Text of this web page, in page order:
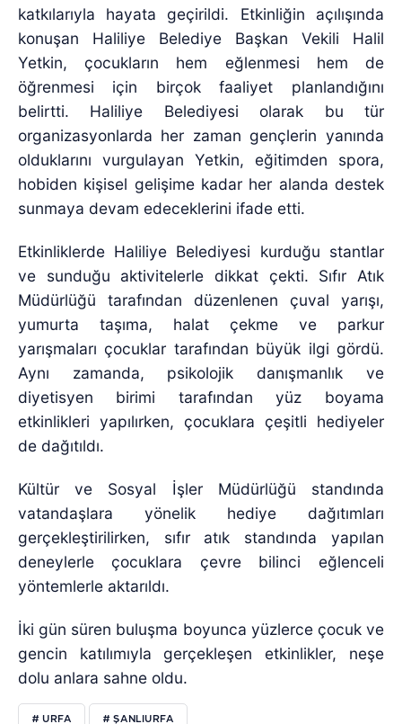
katkılarıyla hayata geçirildi. Etkinliğin açılışında
konuşan Haliliye Belediye Başkan Vekili Halil
Yetkin, çocukların hem eğlenmesi hem de
öğrenmesi için birçok faaliyet planlandığını
belirtti. Haliliye Belediyesi olarak bu tür
organizasyonlarda her zaman gençlerin yanında
olduklarını vurgulayan Yetkin, eğitimden spora,
hobiden kişisel gelişime kadar her alanda destek
sunmaya devam edeceklerini ifade etti.
Etkinliklerde Haliliye Belediyesi kurduğu stantlar
ve sunduğu aktivitelerle dikkat çekti. Sıfır Atık
Müdürlüğü tarafından düzenlenen çuval yarışı,
yumurta taşıma, halat çekme ve parkur
yarışmaları çocuklar tarafından büyük ilgi gördü.
Aynı zamanda, psikolojik danışmanlık ve
diyetisyen birimi tarafından yüz boyama
etkinlikleri yapılırken, çocuklara çeşitli hediyeler
de dağıtıldı.
Kültür ve Sosyal İşler Müdürlüğü standında
vatandaşlara yönelik hediye dağıtımları
gerçekleştirilirken, sıfır atık standında yapılan
deneylerle çocuklara çevre bilinci eğlenceli
yöntemlerle aktarıldı.
İki gün süren buluşma boyunca yüzlerce çocuk ve
gencin katılımıyla gerçekleşen etkinlikler, neşe
dolu anlara sahne oldu.
# URFA # ŞANLIURFA